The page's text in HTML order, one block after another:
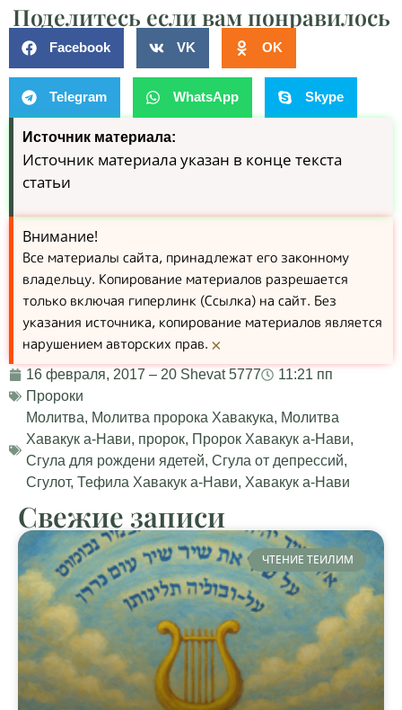
Поделитесь если вам понравилось
Facebook VK OK
Telegram WhatsApp Skype
Источник материала:
Источник материала указан в конце текста
статьи
Внимание!
Все материалы сайта, принадлежат его законному
владельцу. Копирование материалов разрешается
только включая гиперлинк (Ссылка) на сайт. Без
указания источника, копирование материалов является
нарушением авторских прав. ×
16 февраля, 2017 – 20 Shevat 5777
11:21 пп
Пророки
Молитва, Молитва пророка Хавакука, Молитва
Хавакук а-Нави, пророк, Пророк Хавакук а-Нави,
Сгула для рождени ядетей, Сгула от депрессий,
Сгулот, Тефила Хавакук а-Нави, Хавакук а-Нави
Свежие записи
ЧТЕНИЕ ТЕИЛИМ